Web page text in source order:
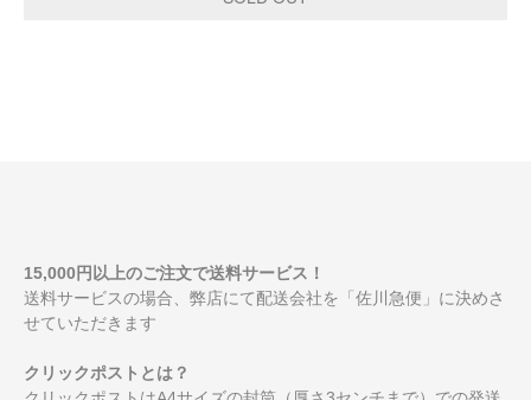
15,000円以上のご注文で送料サービス！
送料サービスの場合、弊店にて配送会社を「佐川急便」に決めさ
せていただきます
クリックポストとは？